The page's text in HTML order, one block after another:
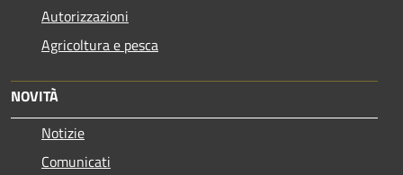
Autorizzazioni
Agricoltura e pesca
NOVITÀ
Notizie
Comunicati